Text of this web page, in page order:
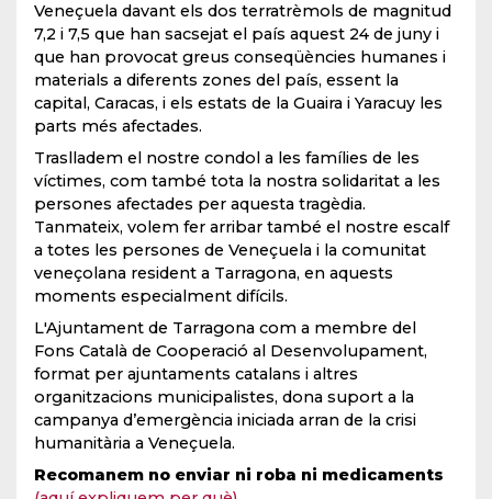
Veneçuela davant els dos terratrèmols de magnitud
7,2 i 7,5 que han sacsejat el país aquest 24 de juny i
que han provocat greus conseqüències humanes i
materials a diferents zones del país, essent la
capital, Caracas, i els estats de la Guaira i Yaracuy les
parts més afectades.
Traslladem el nostre condol a les famílies de les
víctimes, com també tota la nostra solidaritat a les
persones afectades per aquesta tragèdia.
Tanmateix, volem fer arribar també el nostre escalf
a totes les persones de Veneçuela i la comunitat
veneçolana resident a Tarragona, en aquests
moments especialment difícils.
L'Ajuntament de Tarragona com a membre del
Fons Català de Cooperació al Desenvolupament,
format per ajuntaments catalans i altres
organitzacions municipalistes, dona suport a la
campanya d’emergència iniciada arran de la crisi
humanitària a Veneçuela.
Recomanem no enviar ni roba ni medicaments